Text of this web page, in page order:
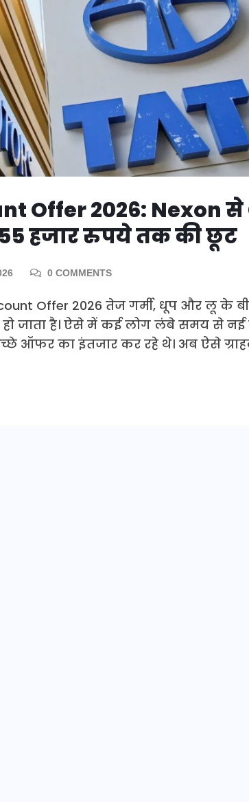
Offer 2026: Nexon
हजार रुपये तक की छूट
0 COMMENTS
Offer 2026 तेज गर्मी, धूप और लू के
जाता है। ऐसे में कई लोग लंबे समय से नई
ऑफर का इंतजार कर रहे थे। अब ऐसे